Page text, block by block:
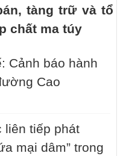
tàng trữ và tổ
chất ma túy
Cảnh báo hành
Cao
liên tiếp phát
mại dâm” trong